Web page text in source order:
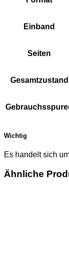
Einband
Seiten
Gesamtzustand
Wichtig
Es handelt sich
Ähnliche